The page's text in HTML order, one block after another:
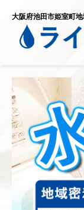
大阪府池田市姫室町